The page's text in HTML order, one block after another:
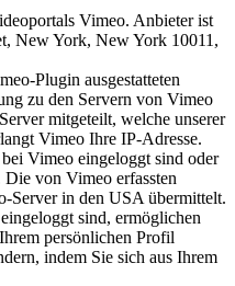
Vimeo. Anbieter ist
New York, New York 10011,
Plugin ausgestatteten
zu den Servern von Vimeo
mitgeteilt, welche unserer
Vimeo Ihre IP-Adresse.
Vimeo eingeloggt sind oder
von Vimeo erfassten
Server in den USA übermittelt.
sind, ermöglichen
persönlichen Profil
indem Sie sich aus Ihrem